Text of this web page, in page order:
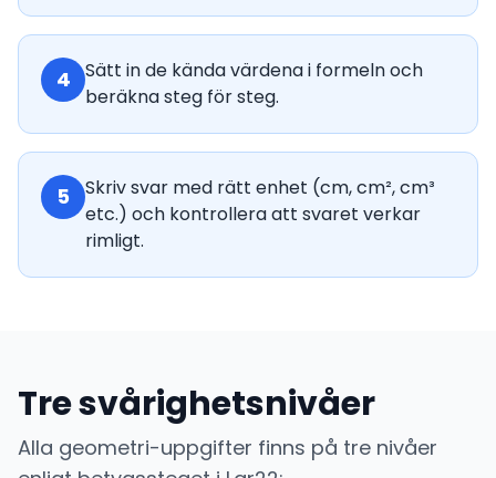
4
Sätt in de kända värdena i formeln och
beräkna steg för steg.
5
Skriv svar med rätt enhet (cm, cm², cm³
etc.) och kontrollera att svaret verkar
rimligt.
Tre svårighetsnivåer
Alla geometri-uppgifter finns på tre nivåer